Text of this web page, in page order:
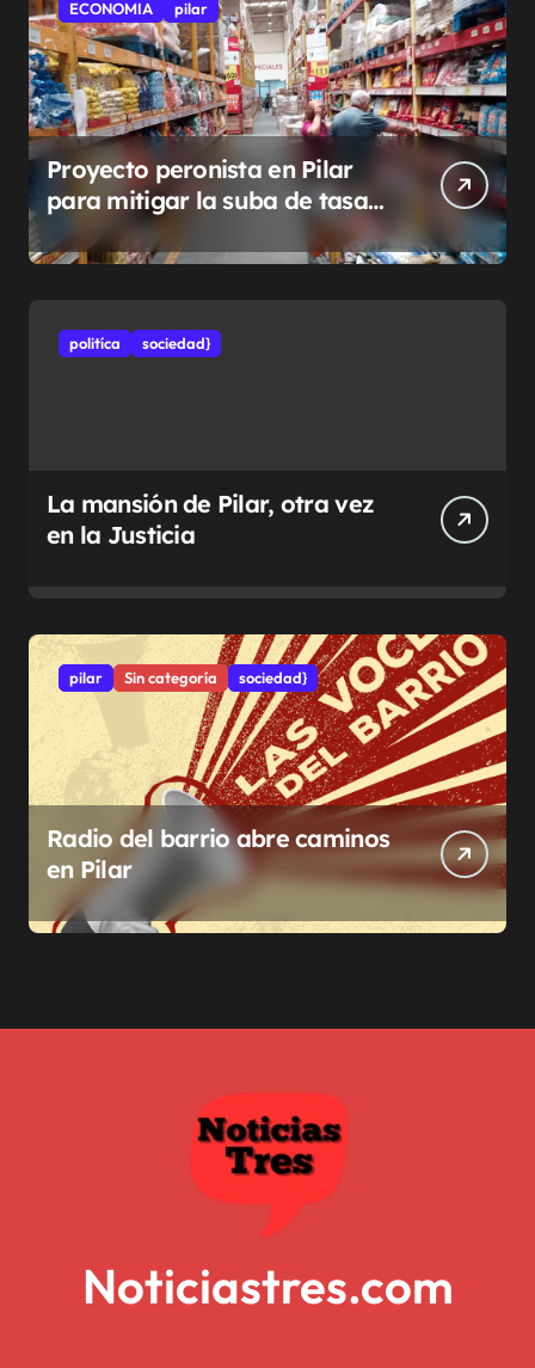
ECONOMIA pilar
Proyecto peronista en Pilar
para mitigar la suba de tasas
municipales
politíca sociedad}
La mansión de Pilar, otra vez
en la Justicia
pilar Sin categoría sociedad}
Radio del barrio abre caminos
en Pilar
Noticiastres.com